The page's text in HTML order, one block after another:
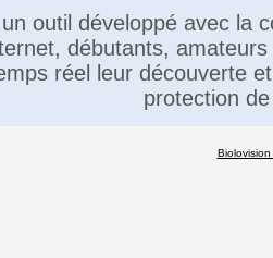
outil développé avec la
débutants,
réel leur découverte
protection
Biolovision